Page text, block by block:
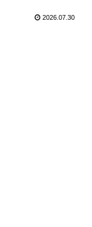
2026.07.30